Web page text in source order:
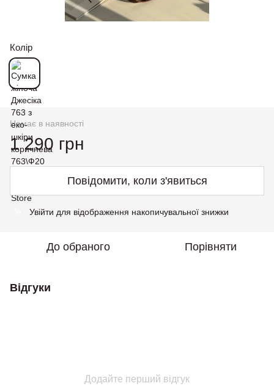
Колір
Немає в наявності
1 290 грн
Повідомити, коли з'явиться
Увійти для відображення накопичувальної знижки
До обраного Порівняти
Відгуки
Додайте перший відгук